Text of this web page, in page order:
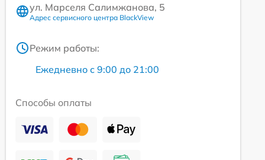
ул. Марселя Салимжанова, 5
Адрес сервисного центра BlackView
Режим работы:
Ежедневно с 9:00 до 21:00
Способы оплаты